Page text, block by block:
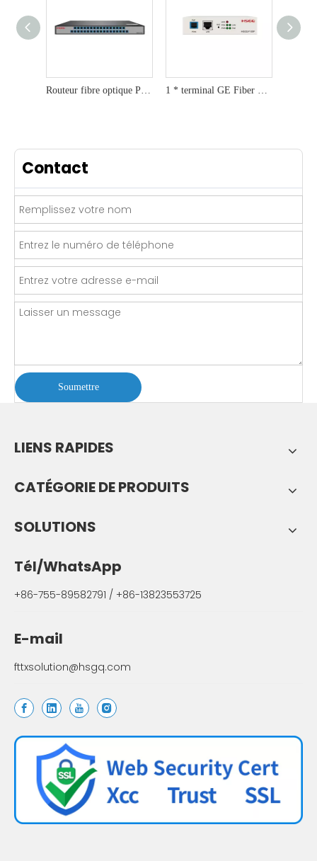
Routeur fibre optique PoF vers connexion ONU 1 * terminal GE Fiber ONU PoF pour FTTX
Contact
Soumettre
LIENS RAPIDES
CATÉGORIE DE PRODUITS
SOLUTIONS
Tél/WhatsApp
+86-755-89582791 / +86-13823553725
E-mail
fttxsolution@hsgq.com